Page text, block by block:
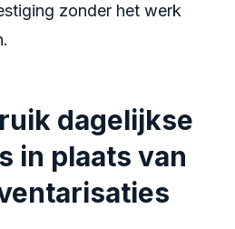
zonder het werk
dagelijkse
in plaats van